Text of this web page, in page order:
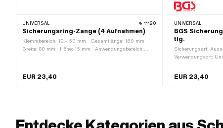
UNIVERSAL 11120
Sicherungsring-Zange (4 Aufnahmen)
Klemmbereich: 10 - 50 mm · Gesamtlänge: 160 mm ·
Breite: 80 mm · Höhe: 15 mm · Anwendungsbereich:
EUR 23,40
UNIVERSAL
BGS
tlg.
Sicherungsart:
Verwendungsort:
EUR 23,40